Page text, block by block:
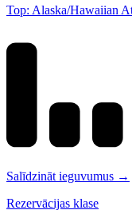
Top: Alaska/Hawaiian
Salīdzināt ieguvumus →
Rezervācijas klase